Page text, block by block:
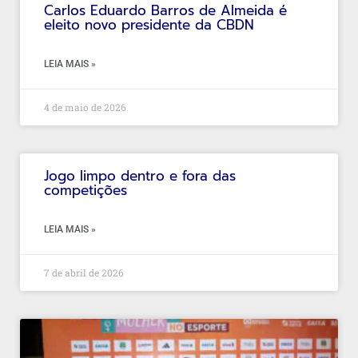
Carlos Eduardo Barros de Almeida é
eleito novo presidente da CBDN
LEIA MAIS »
4 de maio de 2026
Jogo limpo dentro e fora das
competições
LEIA MAIS »
7 de abril de 2026